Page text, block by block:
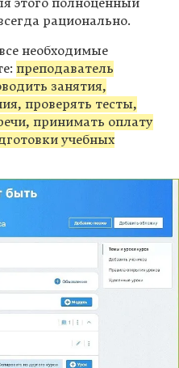
этого полноценный
рационально.
необходимые
преподаватель
занятия,
проверять тесты,
принимать оплату
учебных